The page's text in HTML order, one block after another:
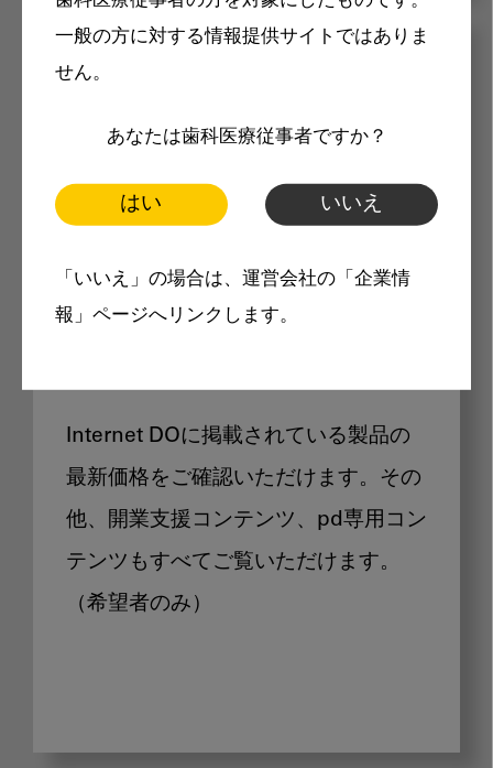
一般の方に対する情報提供サイトではありま
せん。
あなたは歯科医療従事者ですか？
はい いいえ
「いいえ」の場合は、運営会社の「企業情
報」ページへリンクします。
Internet DOに掲載されている
製品価格も閲覧可能
Internet DOに掲載されている製品の
最新価格をご確認いただけます。その
他、開業支援コンテンツ、pd専用コン
テンツもすべてご覧いただけます。
（希望者のみ）